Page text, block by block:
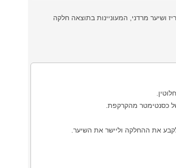
ושיער מרדני, המעוניינות בתוצאה חלקה
כסנטימטר מהקרקפת.
את ההחלקה וליישר את השיער.